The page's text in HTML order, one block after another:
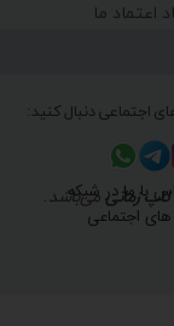
زمانی می‌باشد.
اجتماعی دنبال کنید:
اعتماد ما
با ما در شبکه
های اجتماعی